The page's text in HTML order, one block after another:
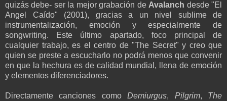
quizás debe- ser la mejor grabación de Avalanch desde "El
Angel Caído" (2001), gracias a un nivel sublime de
instrumentalización, emoción y especialmente de
songwriting. Este último apartado, foco principal de
cualquier trabajo, es el centro de "The Secret" y creo que
quien se preste a escucharlo no podrá menos que convenir
en que la hechura es de calidad mundial, llena de emoción
y elementos diferenciadores.
Directamente canciones comoDemiurgus, Pilgrim, The